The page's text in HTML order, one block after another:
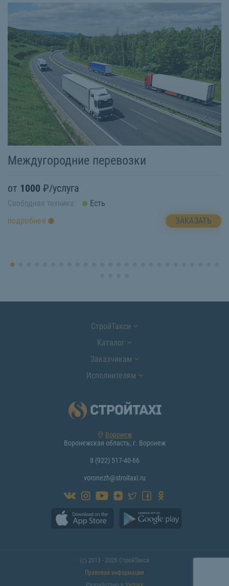
Междугородние перевозки
от 1000 ₽/услуга
Свободная техника:
Есть
подробнее
ЗАКАЗАТЬ
СтройТакси
Каталог
Заказчикам
Исполнителям
Воронеж
Воронежская область, г. Воронеж
8 (922) 517-40-66
voronezh@stroitaxi.ru
(с) 2013 - 2026 СтройТакси
Правовая информация